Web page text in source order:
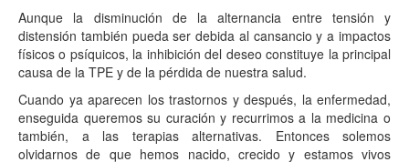
Aunque la disminución de la alternancia entre tensión y
distensión también pueda ser debida al cansancio y a impactos
físicos o psíquicos, la inhibición del deseo constituye la principal
causa de la TPE y de la pérdida de nuestra salud.
Cuando ya aparecen los trastornos y después, la enfermedad,
enseguida queremos su curación y recurrimos a la medicina o
también, a las terapias alternativas. Entonces solemos
olvidarnos de que hemos nacido, crecido y estamos vivos